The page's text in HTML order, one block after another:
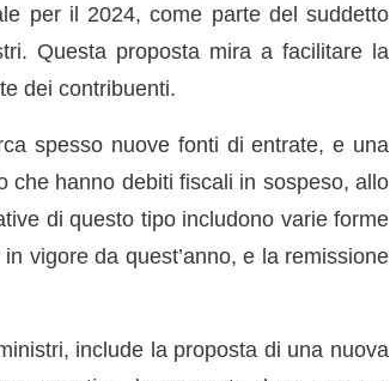
per il 2024, come parte del suddetto
Questa proposta mira a facilitare la
dei contribuenti.
spesso nuove fonti di entrate, e una
che hanno debiti fiscali in sospeso, allo
di questo tipo includono varie forme
vigore da quest’anno, e la remissione
include la proposta di una nuova